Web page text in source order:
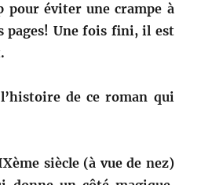
pour éviter une crampe à
pages! Une fois fini, il est
de ce roman qui
siècle (à vue de nez)